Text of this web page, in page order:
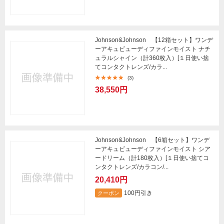
Johnson&Johnson 【12箱セット】ワンデ
ーアキュビューディファインモイスト ナチ
ュラルシャイン（計360枚入）[１日使い捨
てコンタクトレンズ/カラ...
(3)
38,550円
Johnson&Johnson 【6箱セット】ワンデ
ーアキュビューディファインモイスト シア
ードリーム（計180枚入）[１日使い捨てコ
ンタクトレンズ/カラコン/...
20,410円
クーポン 100円引き